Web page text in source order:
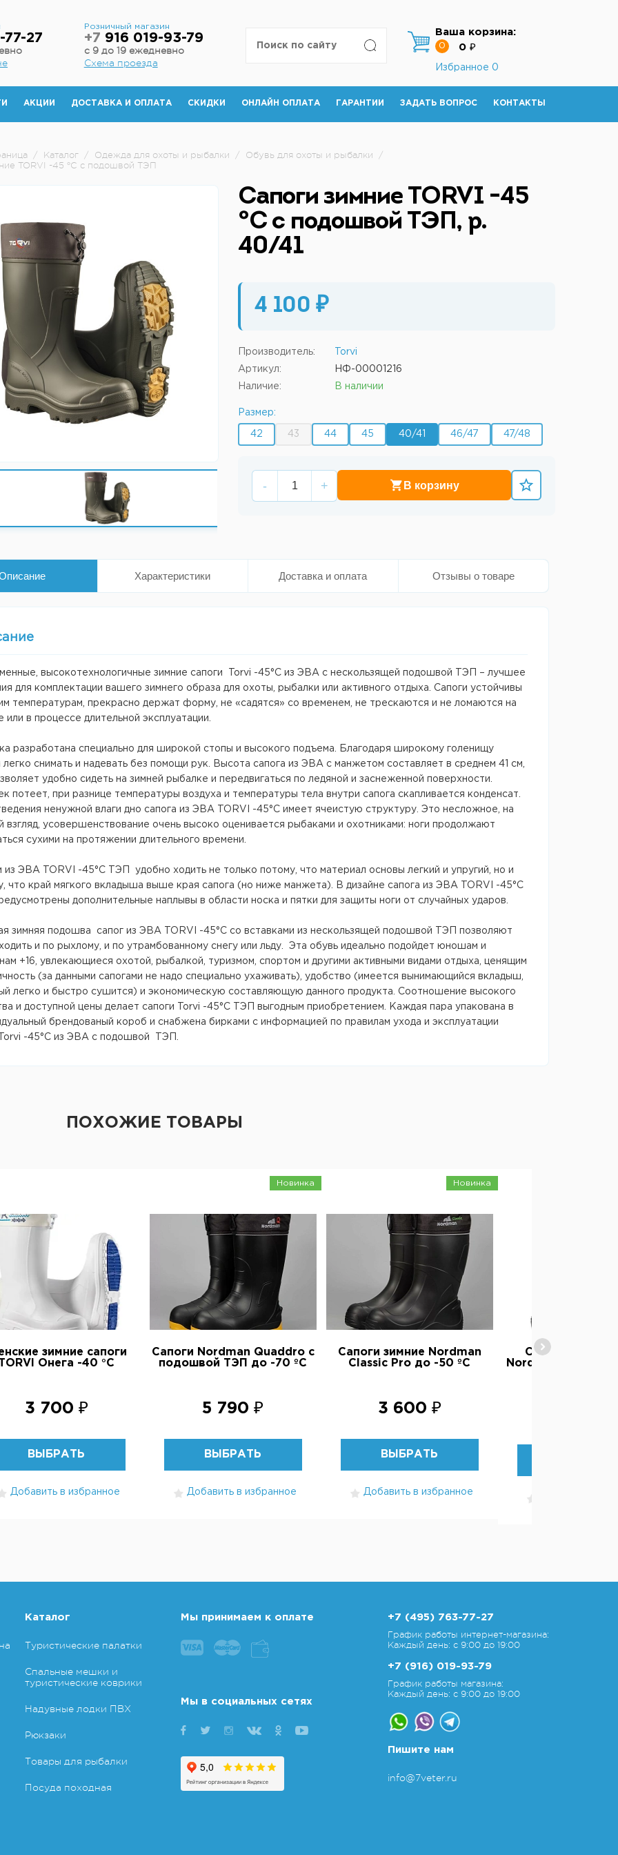
77-27
Розничный магазин
+7 916 019-93-79
с 9 до 19 ежедневно
Схема проезда
Ваша корзина:
0 0 ₽
Избранное 0
АКЦИИ ДОСТАВКА И ОПЛАТА СКИДКИ ОНЛАЙН ОПЛАТА ГАРАНТИИ ЗАДАТЬ ВОПРОС КОНТАКТЫ
/ Каталог / Одежда для охоты и рыбалки / Обувь для охоты и рыбалки
/
TORVI -45 °C с подошвой ТЭП
Сапоги зимние TORVI -45
°C с подошвой ТЭП, р.
40/41
4 100 ₽
Производитель: Torvi
Артикул: НФ-00001216
Наличие: В наличии
Размер:
42 43 44 45 40/41 46/47 47/48
- + В корзину
Характеристики Доставка и оплата Отзывы о товаре
высокотехнологичные зимние сапоги Torvi -45°С из ЭВА с нескользящей подошвой ТЭП – лучшее
для комплектации вашего зимнего образа для охоты, рыбалки или активного отдыха. Сапоги устойчивы
температурам, прекрасно держат форму, не «садятся» со временем, не трескаются и не ломаются на
или в процессе длительной эксплуатации.
разработана специально для широкой стопы и высокого подъема. Благодаря широкому голенищу
легко снимать и надевать без помощи рук. Высота сапога из ЭВА с манжетом составляет в среднем 41 см,
удобно сидеть на зимней рыбалке и передвигаться по ледяной и заснеженной поверхности.
потеет, при разнице температуры воздуха и температуры тела внутри сапога скапливается конденсат.
ненужной влаги дно сапога из ЭВА TORVI -45°C имеет ячеистую структуру. Это несложное, на
взгляд, усовершенствование очень высоко оценивается рыбаками и охотниками: ноги продолжают
сухими на протяжении длительного времени.
из ЭВА TORVI -45°C ТЭП удобно ходить не только потому, что материал основы легкий и упругий, но и
что край мягкого вкладыша выше края сапога (но ниже манжета). В дизайне сапога из ЭВА TORVI -45°C
дополнительные наплывы в области носка и пятки для защиты ноги от случайных ударов.
зимняя подошва сапог из ЭВА TORVI -45°C со вставками из нескользящей подошвой ТЭП позволяют
и по рыхлому, и по утрамбованному снегу или льду. Эта обувь идеально подойдет юношам и
+16, увлекающиеся охотой, рыбалкой, туризмом, спортом и другими активными видами отдыха, ценящим
(за данными сапогами не надо специально ухаживать), удобство (имеется вынимающийся вкладыш,
легко и быстро сушится) и экономическую составляющую данного продукта. Соотношение высокого
и доступной цены делает сапоги Torvi -45°С ТЭП выгодным приобретением. Каждая пара упакована в
брендованый короб и снабжена бирками с информацией по правилам ухода и эксплуатации
-45°С из ЭВА с подошвой ТЭП.
ПОХОЖИЕ ТОВАРЫ
зимние сапоги
Онега -40 °C
3 700 ₽
ВЫБРАТЬ
Добавить в избранное
Новинка
Сапоги Nordman Quaddro с
подошвой ТЭП до -70 ºС
5 790 ₽
ВЫБРАТЬ
Добавить в избранное
Новинка
Сапоги зимние Nordman
Classic Pro до -50 ºС
3 600 ₽
ВЫБРАТЬ
Добавить в избранное
Сапоги для
Nordman Active
Каталог
Туристические палатки
Спальные мешки и
туристические коврики
Надувные лодки ПВХ
Рюкзаки
Товары для рыбалки
Посуда походная
Мы принимаем к оплате
Мы в социальных сетях
+7 (495) 763-77-27
График работы интернет-магазина:
Каждый день: с 9:00 до 19:00
+7 (916) 019-93-79
График работы магазина:
Каждый день: с 9:00 до 19:00
Пишите нам
info@7veter.ru